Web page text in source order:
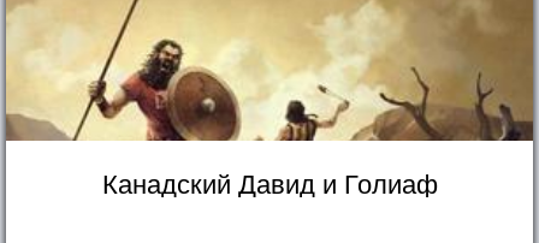
Канадский Давид и Голиаф